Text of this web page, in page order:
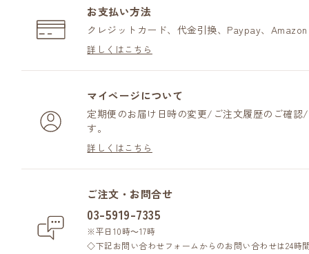
お支払い方法
クレジットカード、代金引換、Paypay、
詳しくはこちら
マイページについて
定期便のお届け日時の変更/ご注文履歴のご確
す。
詳しくはこちら
ご注文・お問合せ
03-5919-7335
※平日10時～17時
◇下記お問い合わせフォームからのお問い合わせは24時